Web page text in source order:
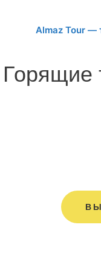
Almaz Tour —
Горящие